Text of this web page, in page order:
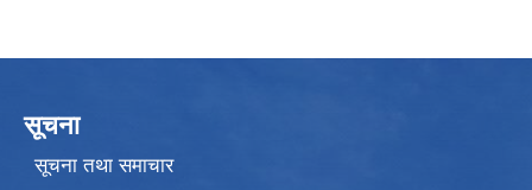
सूचना
सूचना तथा समाचार